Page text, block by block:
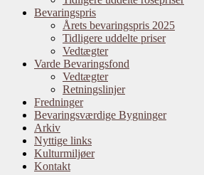
Bevaringspris
Årets bevaringspris 2025
Tidligere uddelte priser
Vedtægter
Varde Bevaringsfond
Vedtægter
Retningslinjer
Fredninger
Bevaringsværdige Bygninger
Arkiv
Nyttige links
Kulturmiljøer
Kontakt